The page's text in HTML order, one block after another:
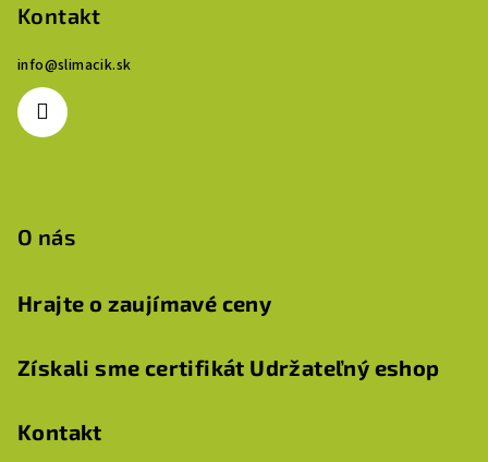
Kontakt
info@slimacik.sk
O nás
Hrajte o zaujímavé ceny
Získali sme certifikát Udržateľný eshop
Kontakt